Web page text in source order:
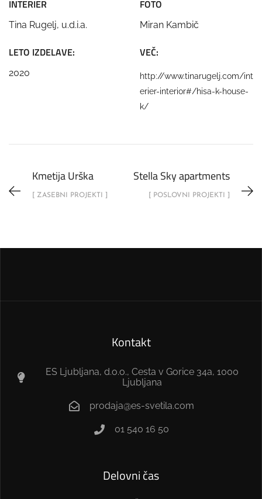
INTERIER
Tina Rugelj, u.d.i.a.
FOTO
Miran Kambič
LETO IZDELAVE:
2020
VEČ:
http://www.tinarugelj.com/int
erier-interior#/hisa-k-house-
k/
Kmetija Urška
[ ZASEBNI PROJEKTI ]
Stella Sky apartments
[ POSLOVNI PROJEKTI ]
Kontakt
ES Ljubljana, d.o.o., Cesta v Gorice 34a, 1000
Ljubljana
prodaja@es-svetila.com
01 540 16 50
Delovni čas